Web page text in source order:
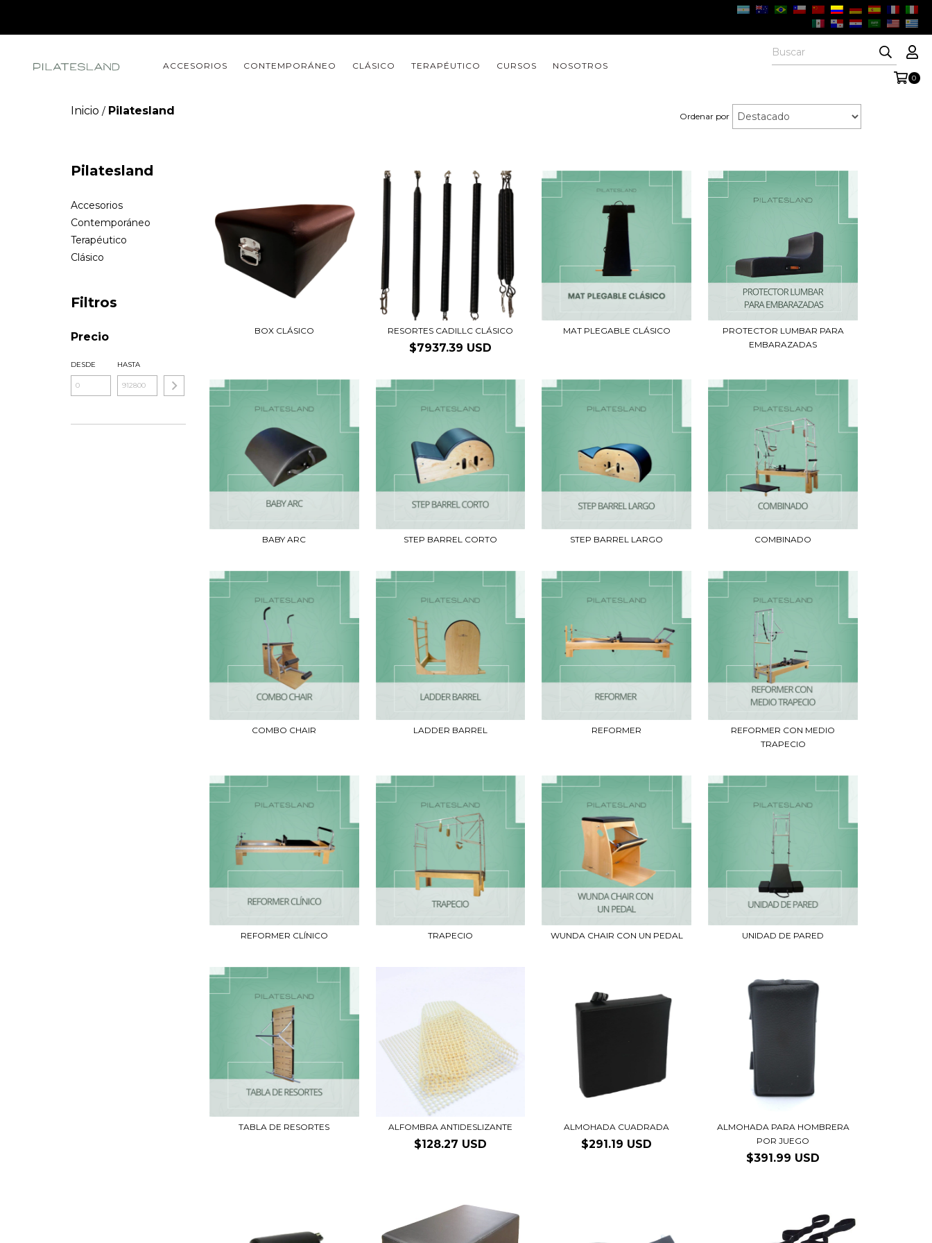
ACCESORIOS CONTEMPORÁNEO CLÁSICO TERAPÉUTICO CURSOS NOSOTROS
0
Inicio / Pilatesland Ordenar por
Pilatesland
Accesorios
Contemporáneo
Terapéutico
Clásico
Filtros
Precio
DESDE HASTA
BOX CLÁSICO RESORTES CADILLC CLÁSICO
$7937.39 USD
MAT PLEGABLE CLÁSICO
PROTECTOR LUMBAR PARA
EMBARAZADAS
BABY ARC STEP BARREL CORTO STEP BARREL LARGO COMBINADO
COMBO CHAIR LADDER BARREL REFORMER
REFORMER CON MEDIO
TRAPECIO
REFORMER CLÍNICO TRAPECIO WUNDA CHAIR CON UN PEDAL UNIDAD DE PARED
TABLA DE RESORTES ALFOMBRA ANTIDESLIZANTE
$128.27 USD
ALMOHADA CUADRADA
$291.19 USD
ALMOHADA PARA HOMBRERA
POR JUEGO
$391.99 USD